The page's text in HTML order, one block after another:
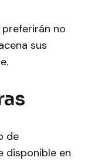
no
sus
de
disponible en